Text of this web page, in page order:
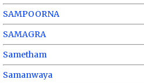
SAMPOORNA
SAMAGRA
Sametham
Samanwaya